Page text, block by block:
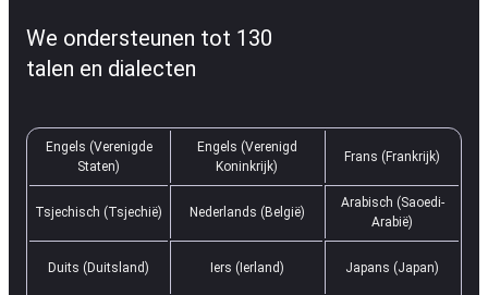
We ondersteunen tot 130
talen en dialecten
Engels (Verenigde
Staten)
Engels (Verenigd
Koninkrijk)
Frans (Frankrijk)
Tsjechisch (Tsjechië) Nederlands (België)
Arabisch (Saoedi-
Arabië)
Duits (Duitsland) Iers (Ierland) Japans (Japan)